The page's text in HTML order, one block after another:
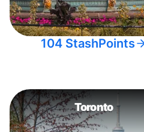
104 StashPoints
Toronto